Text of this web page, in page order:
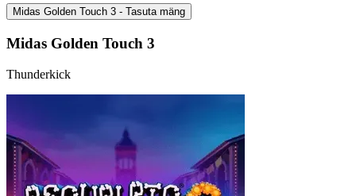
Midas Golden Touch 3 - Tasuta mäng
Midas Golden Touch 3
Thunderkick